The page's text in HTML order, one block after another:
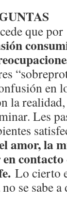
que por
en
la
Les
amor, la
Lo cierto
se sabe